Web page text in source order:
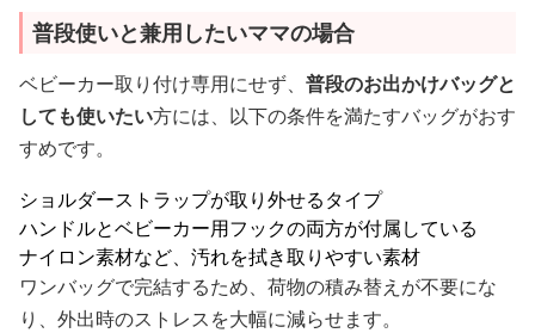
普段使いと兼用したいママの場合
ベビーカー取り付け専用にせず、 普段のお出かけバッグと
しても使いたい方には、以下の条件を満たすバッグがおす
すめです。
ショルダーストラップが取り外せるタイプ
ハンドルとベビーカー用フックの両方が付属している
ナイロン素材など、汚れを拭き取りやすい素材
ワンバッグで完結するため、荷物の積み替えが不要にな
り、外出時のストレスを大幅に減らせます。